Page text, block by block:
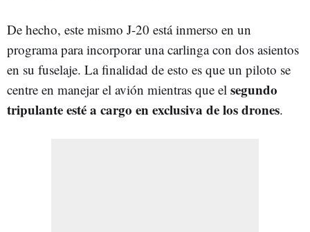
De hecho, este mismo J-20 está inmerso en un
programa para incorporar una carlinga con dos asientos
en su fuselaje. La finalidad de esto es que un piloto se
centre en manejar el avión mientras que el segundo
tripulante esté a cargo en exclusiva de los drones.